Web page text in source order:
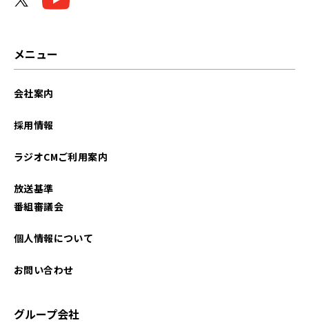
メニュー
会社案内
採用情報
ラジオCMご利用案内
放送基準
番組審議会
個人情報について
お問い合わせ
グループ会社